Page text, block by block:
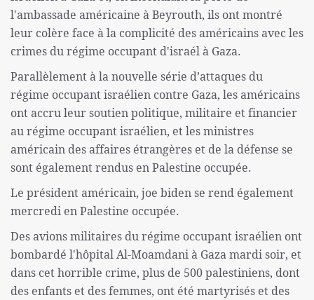
l'ambassade américaine à Beyrouth, ils ont montré
leur colère face à la complicité des américains avec les
crimes du régime occupant d'israél à Gaza.
Parallèlement à la nouvelle série d’attaques du
régime occupant israélien contre Gaza, les américains
ont accru leur soutien politique, militaire et financier
au régime occupant israélien, et les ministres
américain des affaires étrangères et de la défense se
sont également rendus en Palestine occupée.
Le président américain, joe biden se rend également
mercredi en Palestine occupée.
Des avions militaires du régime occupant israélien ont
bombardé l'hôpital Al-Moamdani à Gaza mardi soir, et
dans cet horrible crime, plus de 500 palestiniens, dont
des enfants et des femmes, ont été martyrisés et des